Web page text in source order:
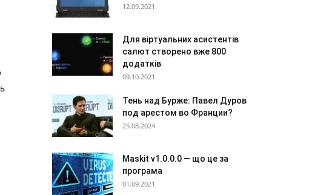
12.09.2021
Для віртуальних асистентів
салют створено вже 800
додатків
09.10.2021
Тень над Бурже: Павел Дуров
под арестом во Франции?
25.08.2024
Maskit v1.0.0.0 — що це за
програма
01.09.2021